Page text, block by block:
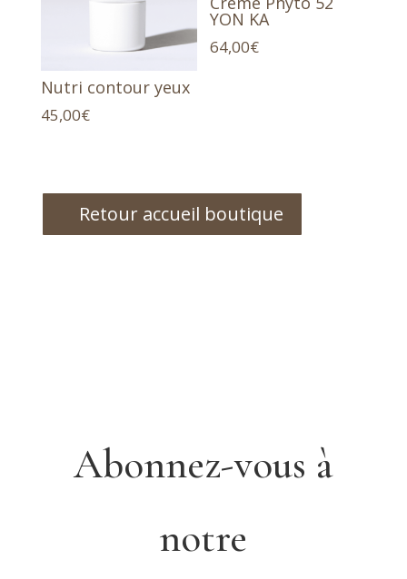
Nutri contour yeux
45,00€
YON KA
64,00€
Retour accueil boutique
Abonnez-vous à
notre